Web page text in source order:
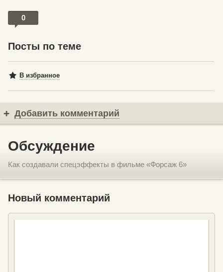
0
Посты по теме
В избранное
Добавить комментарий
Обсуждение
Как создавали спецэффекты в фильме «Форсаж 6»
Новый комментарий